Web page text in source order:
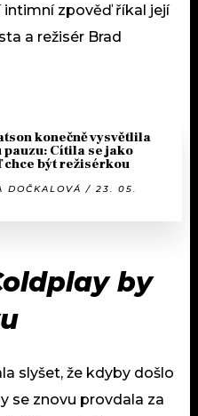
intimní zpověď říkal její
a režisér Brad
konečně vysvětlila
Cítila se jako
chce být režisérkou
DOČKALOVÁ / 23. 05.
by
slyšet, že kdyby došlo
se znovu provdala za